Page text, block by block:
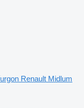
Renault Midlum